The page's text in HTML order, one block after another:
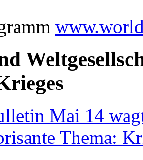
Mai 14
Thema: